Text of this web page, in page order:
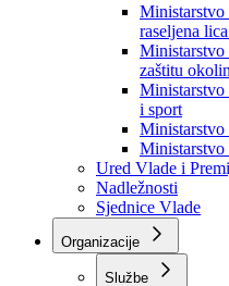
Ministarstvo
Ministarstvo
Ministarstvo
Ministarstvo
raseljena
Ministarstvo
zaštitu
Ministarstvo
i sport
Ministarstvo
Ministarstvo
Ured Vlade i
Nadležnosti
Sjednice Vlade